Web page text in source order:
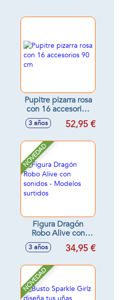
Pupitre pizarra rosa
con 16 accesorios
90 cm
3 años 52,95 €
NOVEDAD
Figura Dragón
Robo Alive con
sonidos - Modelos
surtidos
3 años 34,95 €
NOVEDAD